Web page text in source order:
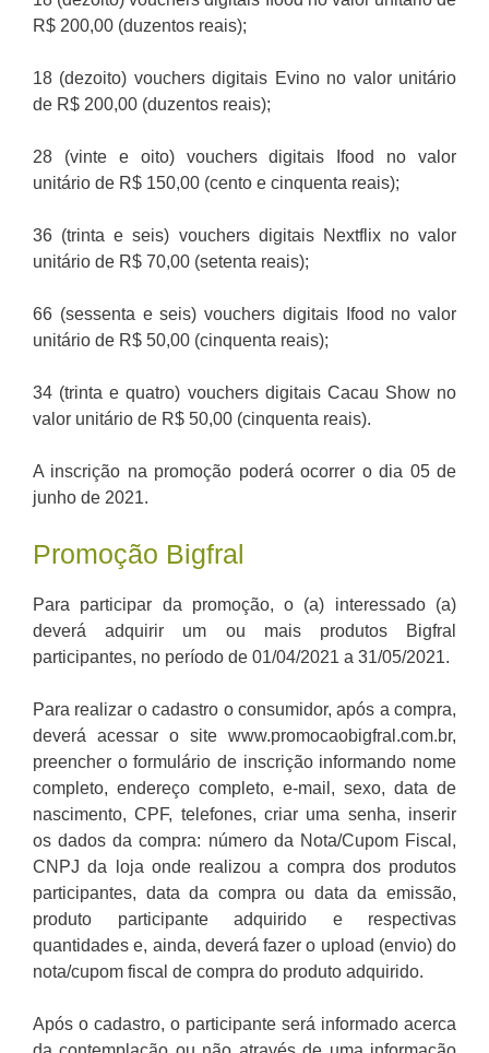
R$ 200,00 (duzentos reais);
18 (dezoito) vouchers digitais Evino no valor unitário
de R$ 200,00 (duzentos reais);
28 (vinte e oito) vouchers digitais Ifood no valor
unitário de R$ 150,00 (cento e cinquenta reais);
36 (trinta e seis) vouchers digitais Nextflix no valor
unitário de R$ 70,00 (setenta reais);
66 (sessenta e seis) vouchers digitais Ifood no valor
unitário de R$ 50,00 (cinquenta reais);
34 (trinta e quatro) vouchers digitais Cacau Show no
valor unitário de R$ 50,00 (cinquenta reais).
A inscrição na promoção poderá ocorrer o dia 05 de
junho de 2021.
Promoção Bigfral
Para participar da promoção, o (a) interessado (a)
deverá adquirir um ou mais produtos Bigfral
participantes, no período de 01/04/2021 a 31/05/2021.
Para realizar o cadastro o consumidor, após a compra,
deverá acessar o site www.promocaobigfral.com.br,
preencher o formulário de inscrição informando nome
completo, endereço completo, e-mail, sexo, data de
nascimento, CPF, telefones, criar uma senha, inserir
os dados da compra: número da Nota/Cupom Fiscal,
CNPJ da loja onde realizou a compra dos produtos
participantes, data da compra ou data da emissão,
produto participante adquirido e respectivas
quantidades e, ainda, deverá fazer o upload (envio) do
nota/cupom fiscal de compra do produto adquirido.
Após o cadastro, o participante será informado acerca